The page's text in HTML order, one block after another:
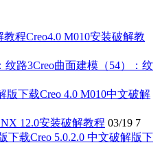
Creo4.0 M010安装破解教
Creo曲面建模（54）：纹
Creo 4.0 M010中文破解
NX 12.0安装破解教程 03/19 7
Creo 5.0.2.0 中文破解版下